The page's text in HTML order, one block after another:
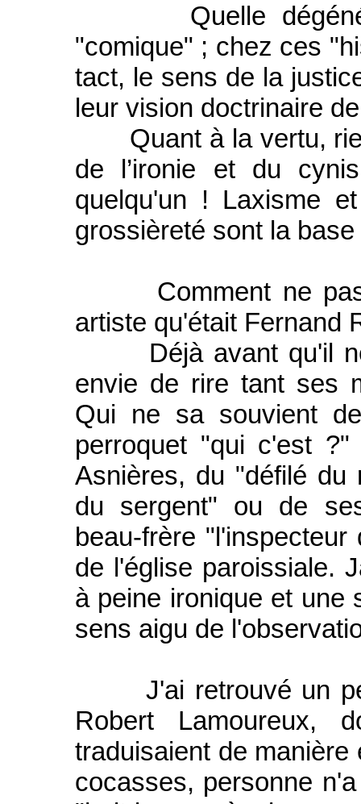
Quelle
"comique" ; chez ces
tact, le sens de la
leur vision doctrinaire
Quant à la vertu,
de l’ironie et du
quelqu'un ! Laxisme
grossièreté sont la
Comment ne pas
artiste qu'était Fernand
Déjà avant qu'il ne
envie de rire tant ses
Qui ne sa souvient
perroquet "qui c'est
Asnières, du "défilé du
du sergent" ou de
beau-frère
de l'église paroissiale.
à peine ironique et une
sens aigu de
J'ai retrouvé un
Robert Lamoureux,
traduisaient de
cocasses, personne